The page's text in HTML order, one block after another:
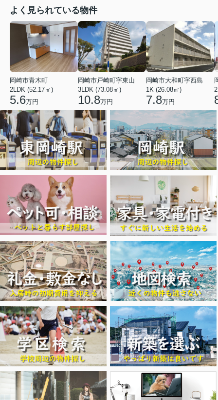
よく見られている物件
岡崎市青木町
2LDK (52.17㎡)
5.6万円
岡崎市戸崎町字東山
3LDK (73.08㎡)
10.8万円
岡崎市大和町字西島
1K (26.08㎡)
7.8万円